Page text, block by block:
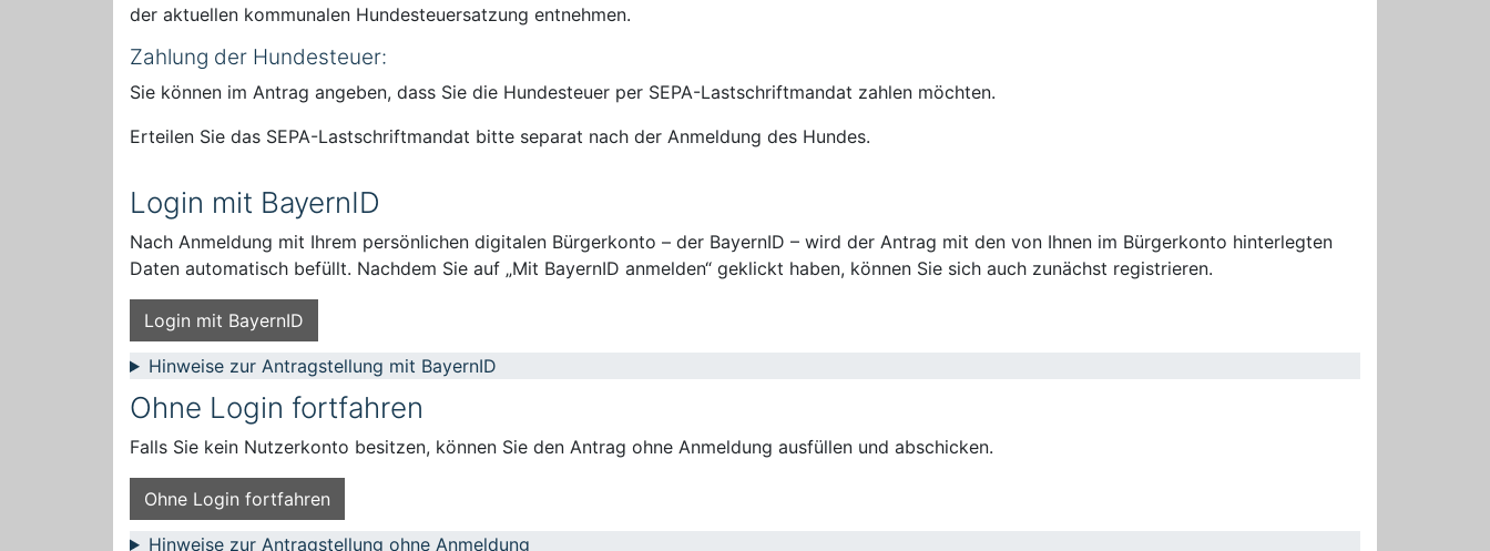
der aktuellen kommunalen Hundesteuersatzung entnehmen.
Zahlung der Hundesteuer:
Sie können im Antrag angeben, dass Sie die Hundesteuer per SEPA-Lastschriftmandat zahlen möchten.
Erteilen Sie das SEPA-Lastschriftmandat bitte separat nach der Anmeldung des Hundes.
Login mit BayernID
Nach Anmeldung mit Ihrem persönlichen digitalen Bürgerkonto – der BayernID – wird der Antrag mit den von Ihnen im Bürgerkonto hinterlegten
Daten automatisch befüllt. Nachdem Sie auf „Mit BayernID anmelden“ geklickt haben, können Sie sich auch zunächst registrieren.
Login mit BayernID
Hinweise zur Antragstellung mit BayernID
Ohne Login fortfahren
Falls Sie kein Nutzerkonto besitzen, können Sie den Antrag ohne Anmeldung ausfüllen und abschicken.
Ohne Login fortfahren
Hinweise zur Antragstellung ohne Anmeldung